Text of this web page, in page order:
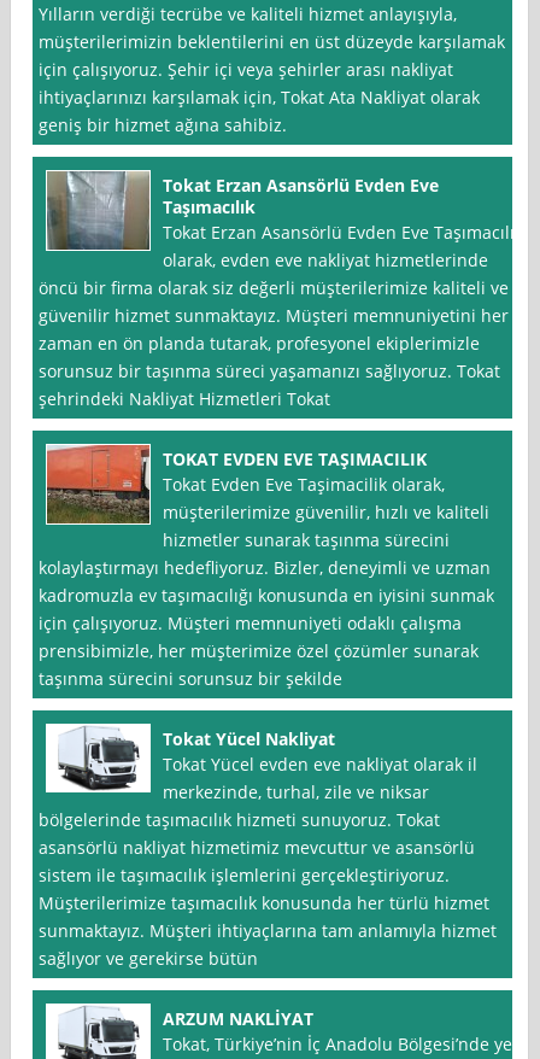
Yılların verdiği tecrübe ve kaliteli hizmet anlayışıyla,
müşterilerimizin beklentilerini en üst düzeyde karşılamak
için çalışıyoruz. Şehir içi veya şehirler arası nakliyat
ihtiyaçlarınızı karşılamak için, Tokat Ata Nakliyat olarak
geniş bir hizmet ağına sahibiz.
Tokat Erzan Asansörlü Evden Eve
Taşımacılık
Tokat Erzan Asansörlü Evden Eve Taşımacılık
olarak, evden eve nakliyat hizmetlerinde
öncü bir firma olarak siz değerli müşterilerimize kaliteli ve
güvenilir hizmet sunmaktayız. Müşteri memnuniyetini her
zaman en ön planda tutarak, profesyonel ekiplerimizle
sorunsuz bir taşınma süreci yaşamanızı sağlıyoruz. Tokat
şehrindeki Nakliyat Hizmetleri Tokat
TOKAT EVDEN EVE TAŞIMACILIK
Tokat Evden Eve Taşimacilik olarak,
müşterilerimize güvenilir, hızlı ve kaliteli
hizmetler sunarak taşınma sürecini
kolaylaştırmayı hedefliyoruz. Bizler, deneyimli ve uzman
kadromuzla ev taşımacılığı konusunda en iyisini sunmak
için çalışıyoruz. Müşteri memnuniyeti odaklı çalışma
prensibimizle, her müşterimize özel çözümler sunarak
taşınma sürecini sorunsuz bir şekilde
Tokat Yücel Nakliyat
Tokat Yücel evden eve nakliyat olarak il
merkezinde, turhal, zile ve niksar
bölgelerinde taşımacılık hizmeti sunuyoruz. Tokat
asansörlü nakliyat hizmetimiz mevcuttur ve asansörlü
sistem ile taşımacılık işlemlerini gerçekleştiriyoruz.
Müşterilerimize taşımacılık konusunda her türlü hizmet
sunmaktayız. Müşteri ihtiyaçlarına tam anlamıyla hizmet
sağlıyor ve gerekirse bütün
ARZUM NAKLİYAT
Tokat, Türkiye’nin İç Anadolu Bölgesi’nde yer